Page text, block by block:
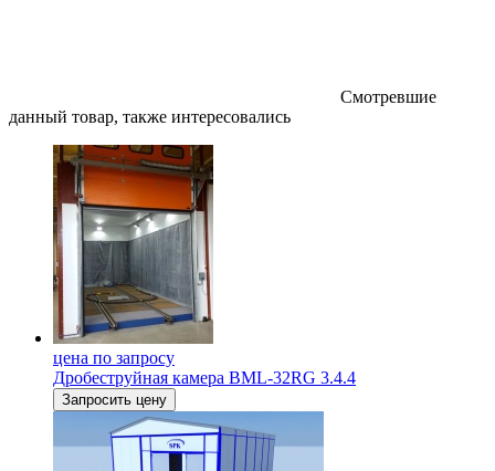
Смотревшие
данный товар, также интересовались
цена по запросу
Дробеструйная камера BML-32RG 3.4.4
Запросить цену